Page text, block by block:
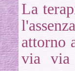
La
attorno
via via